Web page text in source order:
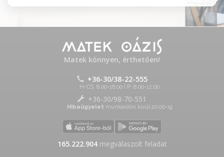
Matek könnyen, érthetően!
+36-30/38-22-555
H-CS: 8:00-16:00 | P: 8:00-12:00
+36-30/98-70-551
Hibaügyelet munkaidőn kívül 20:00-ig
165.222.904megválaszolt feladat